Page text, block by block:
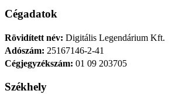
Cégadatok
Rövidített név: Digitális Legendárium Kft.
Adószám: 25167146-2-41
Cégjegyzékszám: 01 09 203705
Székhely